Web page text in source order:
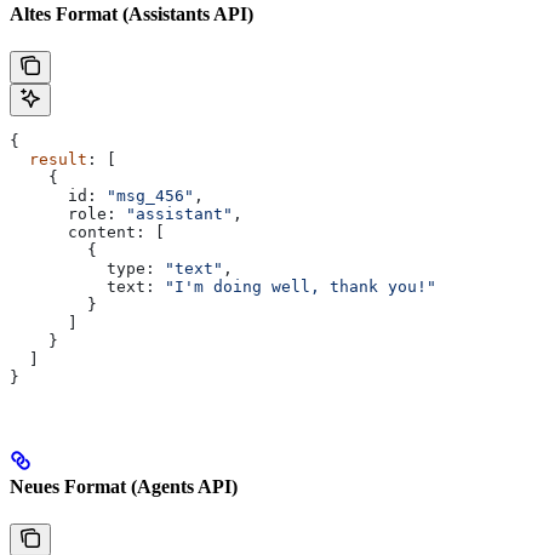
Altes Format (Assistants API)
{
  result
: [
    {
      id:
"msg_456" ,
      role:
"assistant" ,
      content:
        {
          type:
"text" ,
          text:
"I'm doing well, thank you!"
        }
    }
}
Neues Format (Agents API)